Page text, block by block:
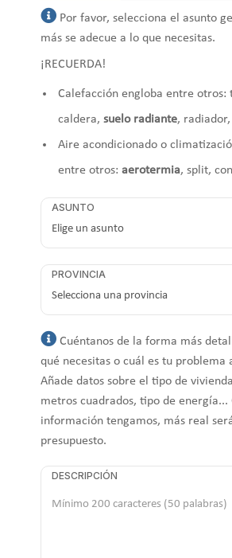
Por favor, selecciona el asunto
más se adecue a lo que necesitas.
¡RECUERDA!
Calefacción engloba entre otros:
caldera, suelo radiante,
Aire acondicionado o
entre otros: aerotermia, split,
ASUNTO
PROVINCIA
Cuéntanos de la forma más
qué necesitas o cuál es tu problema
Añade datos sobre el tipo de
metros cuadrados, tipo de energía...
información tengamos, más real
presupuesto.
DESCRIPCIÓN